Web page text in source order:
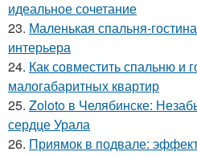
идеальное сочетание
23. Маленькая спальня-
интерьера
24. Как совместить спальню и
малогабаритных квартир
25. Zoloto в Челябинске:
сердце Урала
26. Приямок в подвале: